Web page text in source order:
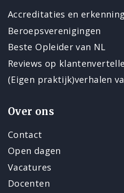
Accreditaties en
Beroepsverenigingen
Beste Opleider van NL
Reviews op
(Eigen praktijk)verhalen
Over ons
Contact
Open dagen
Vacatures
Docenten